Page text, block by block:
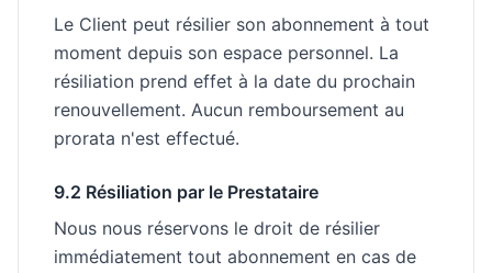
Le Client peut résilier son abonnement à tout
moment depuis son espace personnel. La
résiliation prend effet à la date du prochain
renouvellement. Aucun remboursement au
prorata n'est effectué.
9.2 Résiliation par le Prestataire
Nous nous réservons le droit de résilier
immédiatement tout abonnement en cas de